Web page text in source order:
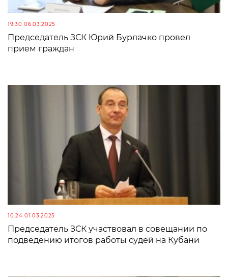
19:30 06.03.2025
Председатель ЗСК Юрий Бурлачко провел
прием граждан
10:24 01.03.2025
Председатель ЗСК участвовал в совещании по
подведению итогов работы судей на Кубани